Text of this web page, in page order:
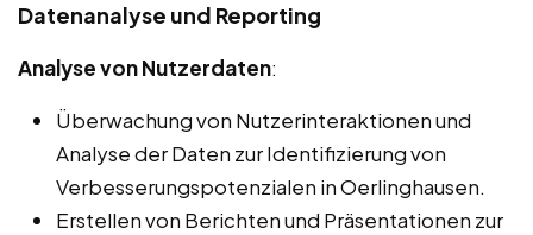
Datenanalyse und Reporting
Analyse von Nutzerdaten:
Überwachung von Nutzerinteraktionen und
Analyse der Daten zur Identifizierung von
Verbesserungspotenzialen in Oerlinghausen.
Erstellen von Berichten und Präsentationen zur